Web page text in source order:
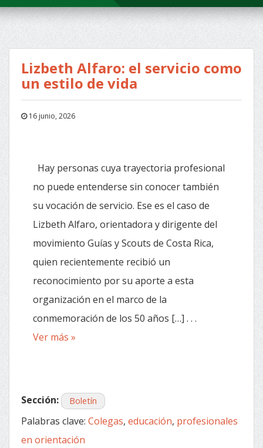
Lizbeth Alfaro: el servicio como
un estilo de vida
16 junio, 2026
Hay personas cuya trayectoria profesional
no puede entenderse sin conocer también
su vocación de servicio. Ese es el caso de
Lizbeth Alfaro, orientadora y dirigente del
movimiento Guías y Scouts de Costa Rica,
quien recientemente recibió un
reconocimiento por su aporte a esta
organización en el marco de la
conmemoración de los 50 años […] . . .
Ver más »
Sección: Boletín
Palabras clave: Colegas, educación, profesionales
en orientación